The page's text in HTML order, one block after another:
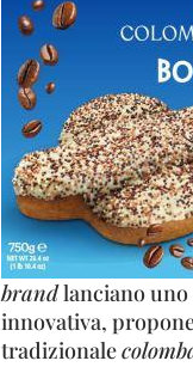
brandlanciano uno
innovativa,
tradizionale